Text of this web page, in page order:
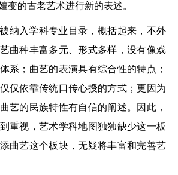
变的古老艺术进行新的表述。
纳入学科专业目录，概括起来，不外
曲种丰富多元、形式多样，没有像戏
系；曲艺的表演具有综合性的特点；
仅依靠传统口传心授的方式；更因为
艺的民族特性有自信的阐述。因此，
重视，艺术学科地图独独缺少这一板
曲艺这个板块，无疑将丰富和完善艺